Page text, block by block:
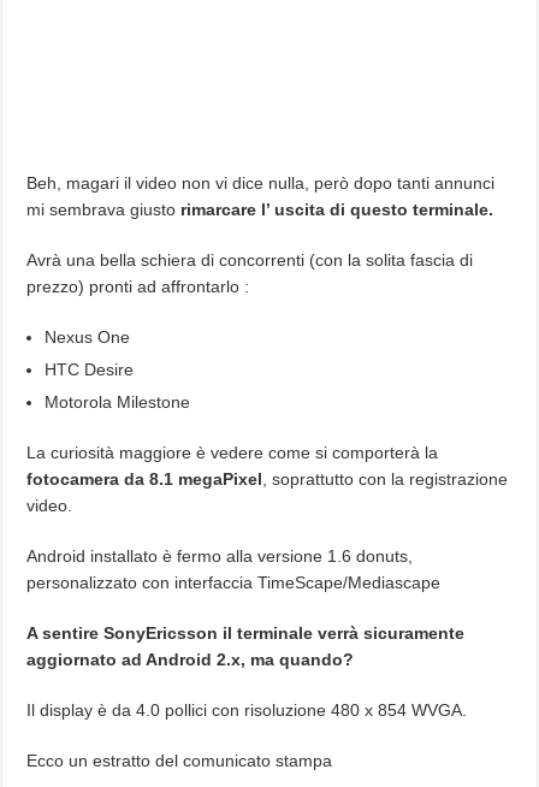
Beh, magari il video non vi dice nulla, però dopo tanti annunci
mi sembrava giusto rimarcare l’ uscita di questo terminale.
Avrà una bella schiera di concorrenti (con la solita fascia di
prezzo) pronti ad affrontarlo :
Nexus One
HTC Desire
Motorola Milestone
La curiosità maggiore è vedere come si comporterà la
fotocamera da 8.1 megaPixel , soprattutto con la registrazione
video.
Android installato è fermo alla versione 1.6 donuts,
personalizzato con interfaccia TimeScape/Mediascape
A sentire SonyEricsson il terminale verrà sicuramente
aggiornato ad Android 2.x, ma quando?
Il display è da 4.0 pollici con risoluzione 480 x 854 WVGA.
Ecco un estratto del comunicato stampa